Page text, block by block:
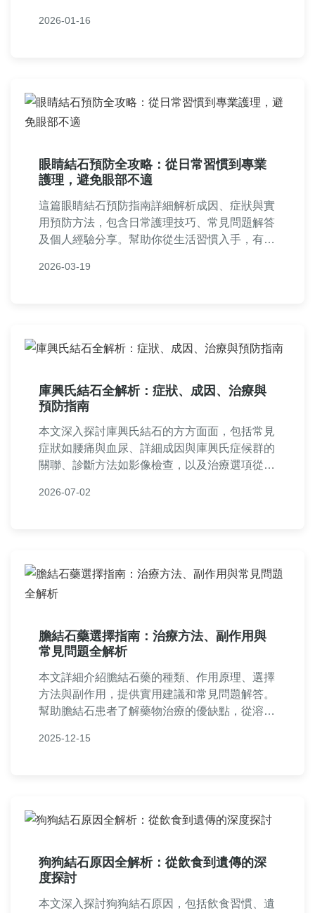
發。
2026-01-16
眼睛結石預防全攻略：從日常習慣到專業
護理，避免眼部不適
這篇眼睛結石預防指南詳細解析成因、症狀與實
用預防方法，包含日常護理技巧、常見問題解答
及個人經驗分享。幫助你從生活習慣入手，有效
用3C產品或眼部不適的讀者參考。
2026-03-19
庫興氏結石全解析：症狀、成因、治療與
預防指南
本文深入探討庫興氏結石的方方面面，包括常見
症狀如腰痛與血尿、詳細成因與庫興氏症候群的
關聯、診斷方法如影像檢查，以及治療選項從藥
並透過問答解決常見疑惑，幫助讀者全面了解庫
2026-07-02
膽結石藥選擇指南：治療方法、副作用與
常見問題全解析
本文詳細介紹膽結石藥的種類、作用原理、選擇
方法與副作用，提供實用建議和常見問題解答。
幫助膽結石患者了解藥物治療的優缺點，從溶石
治療決策。內容基於醫學知識和個人經驗，適合
2025-12-15
狗狗結石原因全解析：從飲食到遺傳的深
度探討
本文深入探討狗狗結石原因，包括飲食習慣、遺